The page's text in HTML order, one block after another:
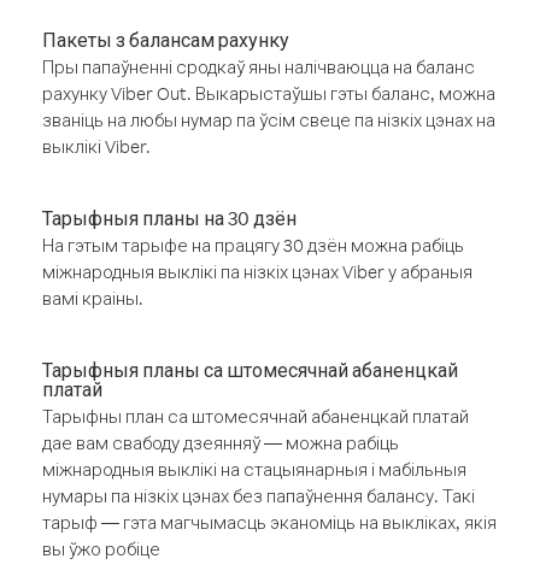
Пакеты з балансам рахунку
Пры папаўненні сродкаў яны налічваюцца на баланс
рахунку Viber Out. Выкарыстаўшы гэты баланс, можна
званіць на любы нумар па ўсім свеце па нізкіх цэнах на
выклікі Viber.
Тарыфныя планы на 30 дзён
На гэтым тарыфе на працягу 30 дзён можна рабіць
міжнародныя выклікі па нізкіх цэнах Viber у абраныя
вамі краіны.
Тарыфныя планы са штомесячнай абаненцкай
платай
Тарыфны план са штомесячнай абаненцкай платай
дае вам свабоду дзеянняў — можна рабіць
міжнародныя выклікі на стацыянарныя і мабільныя
нумары па нізкіх цэнах без папаўнення балансу. Такі
тарыф — гэта магчымасць эканоміць на выкліках, якія
вы ўжо робіце